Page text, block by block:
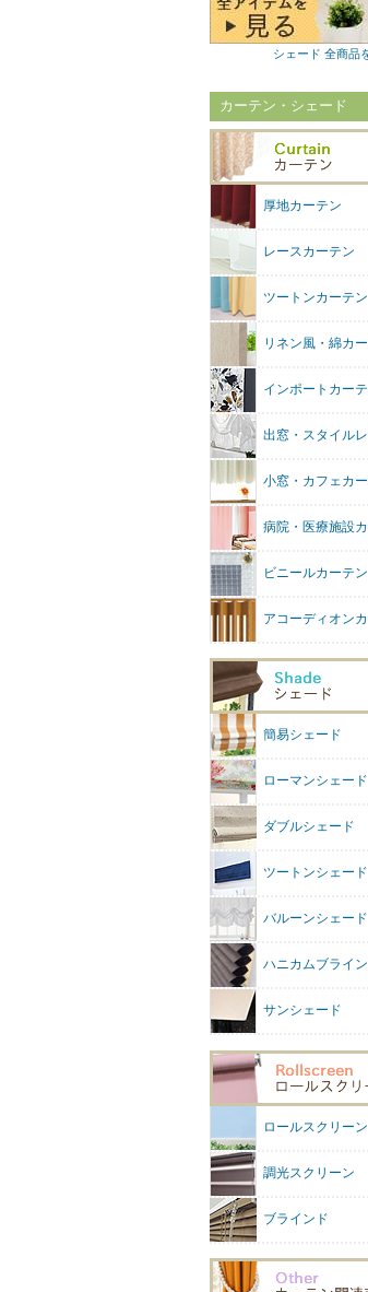
シェード 全商品
カーテン・シェード
厚地カーテン
レースカーテン
ツートンカーテン
リネン風・綿カ
インポートカー
出窓・スタイル
小窓・カフェカ
病院・医療施設
ビニールカーテン
アコーディオン
簡易シェード
ローマンシェード
ダブルシェード
ツートンシェード
バルーンシェード
ハニカムブライ
サンシェード
ロールスクリーン
調光スクリーン
ブラインド